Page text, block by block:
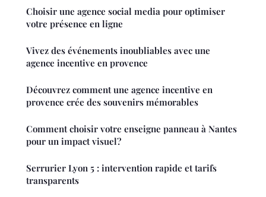
Choisir une agence social media pour optimiser
votre présence en ligne
Vivez des événements inoubliables avec une
agence incentive en provence
Découvrez comment une agence incentive en
provence crée des souvenirs mémorables
Comment choisir votre enseigne panneau à Nantes
pour un impact visuel?
Serrurier Lyon 5 : intervention rapide et tarifs
transparents